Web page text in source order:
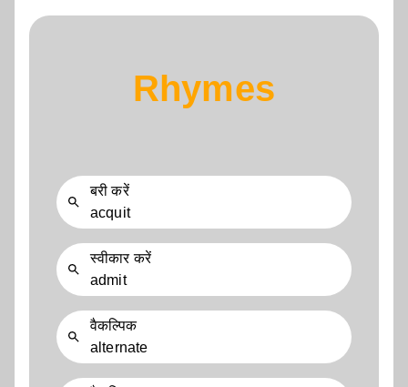
Rhymes
बरी करें
acquit
स्वीकार करें
admit
वैकल्पिक
alternate